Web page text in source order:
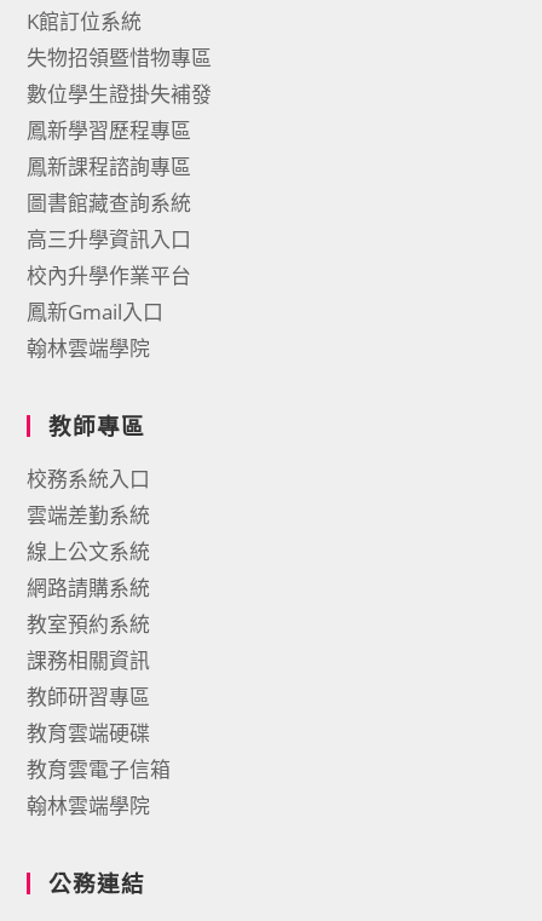
K館訂位系統
失物招領暨惜物專區
數位學生證掛失補發
鳳新學習歷程專區
鳳新課程諮詢專區
圖書館藏查詢系統
高三升學資訊入口
校內升學作業平台
鳳新Gmail入口
翰林雲端學院
教師專區
校務系統入口
雲端差勤系統
線上公文系統
網路請購系統
教室預約系統
課務相關資訊
教師研習專區
教育雲端硬碟
教育雲電子信箱
翰林雲端學院
公務連結